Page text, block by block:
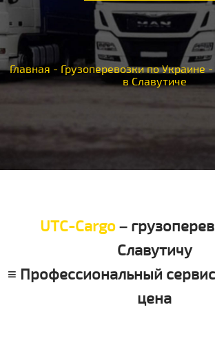
Главная - Грузоперевозки по Украине -
в Славутиче
UTC-Cargo–
Славутичу
≡ Профессиональный
цена